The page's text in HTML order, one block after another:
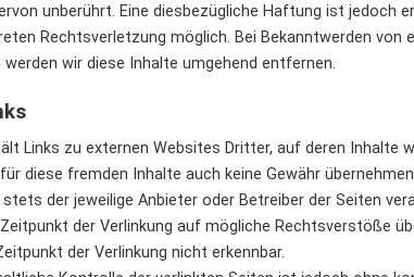
unberührt. Eine diesbezügliche Haftung ist jedoch
Rechtsverletzung möglich. Bei Bekanntwerden von
wir diese Inhalte umgehend entfernen.
Links zu externen Websites Dritter, auf deren Inhalte
diese fremden Inhalte auch keine Gewähr
der jeweilige Anbieter oder Betreiber der Seiten
der Verlinkung auf mögliche Rechtsverstöße
der Verlinkung nicht erkennbar.